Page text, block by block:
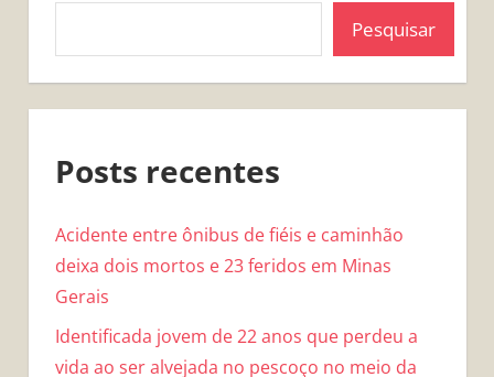
Pesquisar
Posts recentes
Acidente entre ônibus de fiéis e caminhão
deixa dois mortos e 23 feridos em Minas
Gerais
Identificada jovem de 22 anos que perdeu a
vida ao ser alvejada no pescoço no meio da